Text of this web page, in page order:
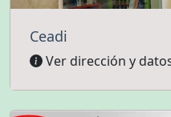
Ceadi
Ver dirección y